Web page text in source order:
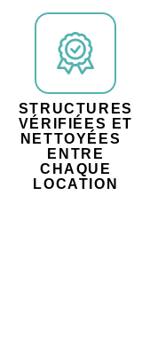
STRUCTURES
VÉRIFIÉES ET
NETTOYÉES
ENTRE
CHAQUE
LOCATION